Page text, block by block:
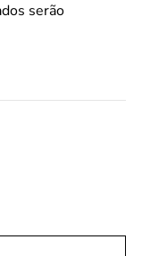
serão